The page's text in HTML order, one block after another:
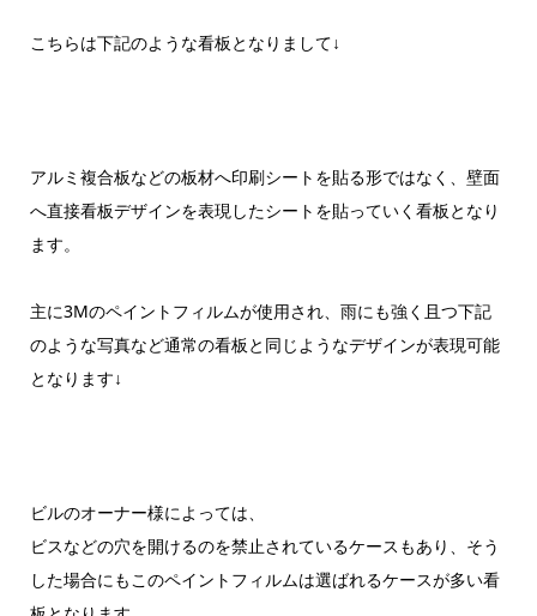
こちらは下記のような看板となりまして↓
アルミ複合板などの板材へ印刷シートを貼る形ではなく、壁面
へ直接看板デザインを表現したシートを貼っていく看板となり
ます。
主に3Mのペイントフィルムが使用され、雨にも強く且つ下記
のような写真など通常の看板と同じようなデザインが表現可能
となります↓
ビルのオーナー様によっては、
ビスなどの穴を開けるのを禁止されているケースもあり、そう
した場合にもこのペイントフィルムは選ばれるケースが多い看